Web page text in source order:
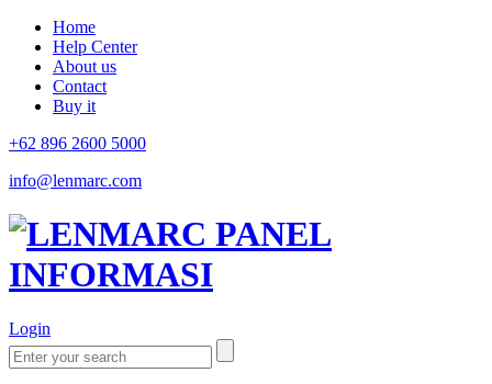
Home
Help Center
About us
Contact
Buy it
+62 896 2600 5000
info@lenmarc.com
Login